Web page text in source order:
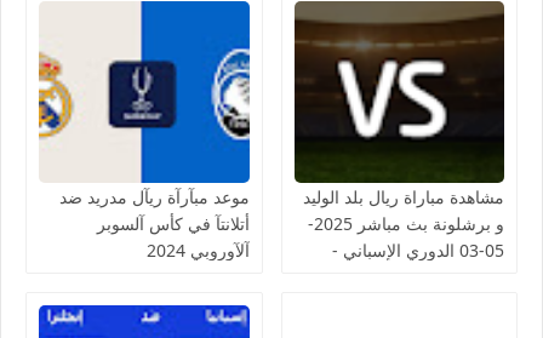
مشاهدة مباراة ريال بلد الوليد
و برشلونة بث مباشر 2025-
05-03 الدوري الإسباني -
موعد مبآرآة ريآل مدريد ضد
أتلانتآ في كأس آلسوبر
آلآوروبي 2024